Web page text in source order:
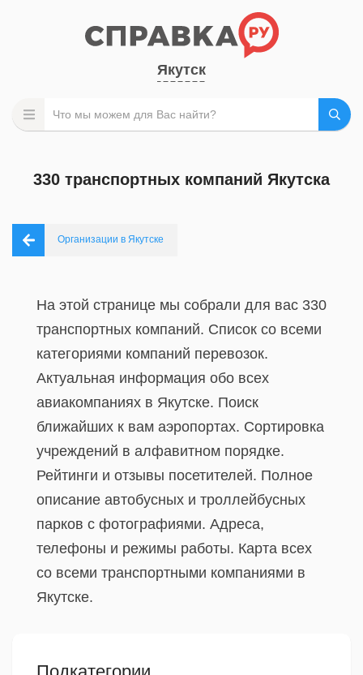
Якутск
330 транспортных компаний Якутска
Организации в Якутске
На этой странице мы собрали для вас 330
транспортных компаний. Список со всеми
категориями компаний перевозок.
Актуальная информация обо всех
авиакомпаниях в Якутске. Поиск
ближайших к вам аэропортах. Сортировка
учреждений в алфавитном порядке.
Рейтинги и отзывы посетителей. Полное
описание автобусных и троллейбусных
парков с фотографиями. Адреса,
телефоны и режимы работы. Карта всех
со всеми транспортными компаниями в
Якутске.